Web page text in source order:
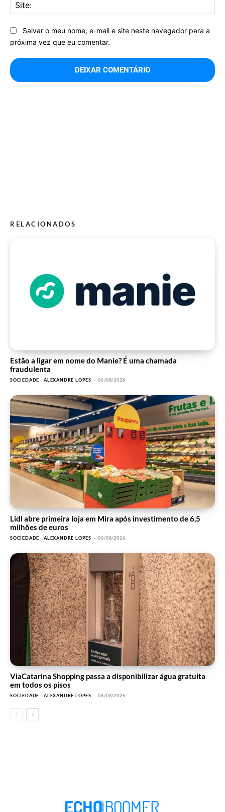
Salvar o meu nome, e-mail e site neste navegador para a
próxima vez que eu comentar.
RELACIONADOS
Estão a ligar em nome do Manie? É uma chamada
fraudulenta
SOCIEDADE ALEXANDRE LOPES - 06/08/2026
Lidl abre primeira loja em Mira após investimento de 6,5
milhões de euros
SOCIEDADE ALEXANDRE LOPES - 06/08/2026
ViaCatarina Shopping passa a disponibilizar água gratuita
em todos os pisos
SOCIEDADE ALEXANDRE LOPES - 06/08/2026